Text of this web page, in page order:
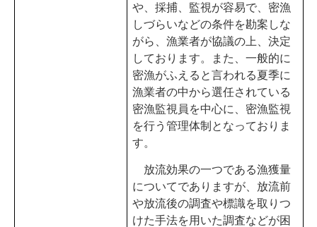
や、採捕、監視が容易で、密漁
しづらいなどの条件を勘案しな
がら、漁業者が協議の上、決定
しております。また、一般的に
密漁がふえると言われる夏季に
漁業者の中から選任されている
密漁監視員を中心に、密漁監視
を行う管理体制となっておりま
す。
放流効果の一つである漁獲量
についてでありますが、放流前
や放流後の調査や標識を取りつ
けた手法を用いた調査などが困